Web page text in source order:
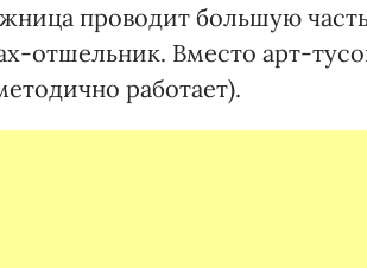
проводит большую
отшельник. Вместо арт-
работает).